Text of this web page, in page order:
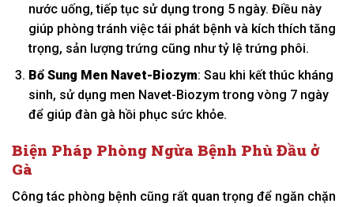
nước uống, tiếp tục sử dụng trong 5 ngày. Điều này
giúp phòng tránh việc tái phát bệnh và kích thích tăng
trọng, sản lượng trứng cũng như tỷ lệ trứng phôi.
Bổ Sung Men Navet-Biozym: Sau khi kết thúc kháng
sinh, sử dụng men Navet-Biozym trong vòng 7 ngày
để giúp đàn gà hồi phục sức khỏe.
Biện Pháp Phòng Ngừa Bệnh Phù Đầu ở
Gà
Công tác phòng bệnh cũng rất quan trọng để ngăn chặn